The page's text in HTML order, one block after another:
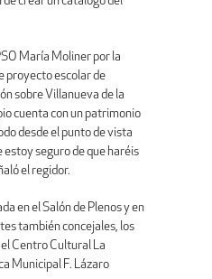
María Moliner por la
proyecto escolar de
sobre Villanueva de la
cuenta con un patrimonio
desde el punto de vista
seguro de que haréis
el regidor.
en el Salón de Plenos y en
también concejales, los
Centro Cultural La
Municipal F. Lázaro